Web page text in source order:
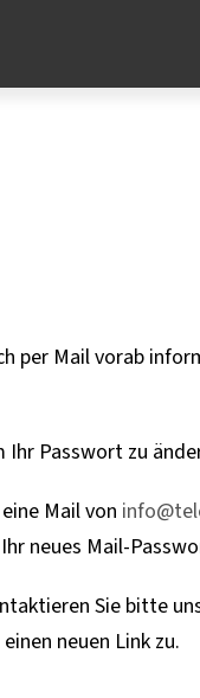
per Mail vorab
Ihr Passwort zu
Mail von
neues Mail-
Sie bitte
neuen Link zu.